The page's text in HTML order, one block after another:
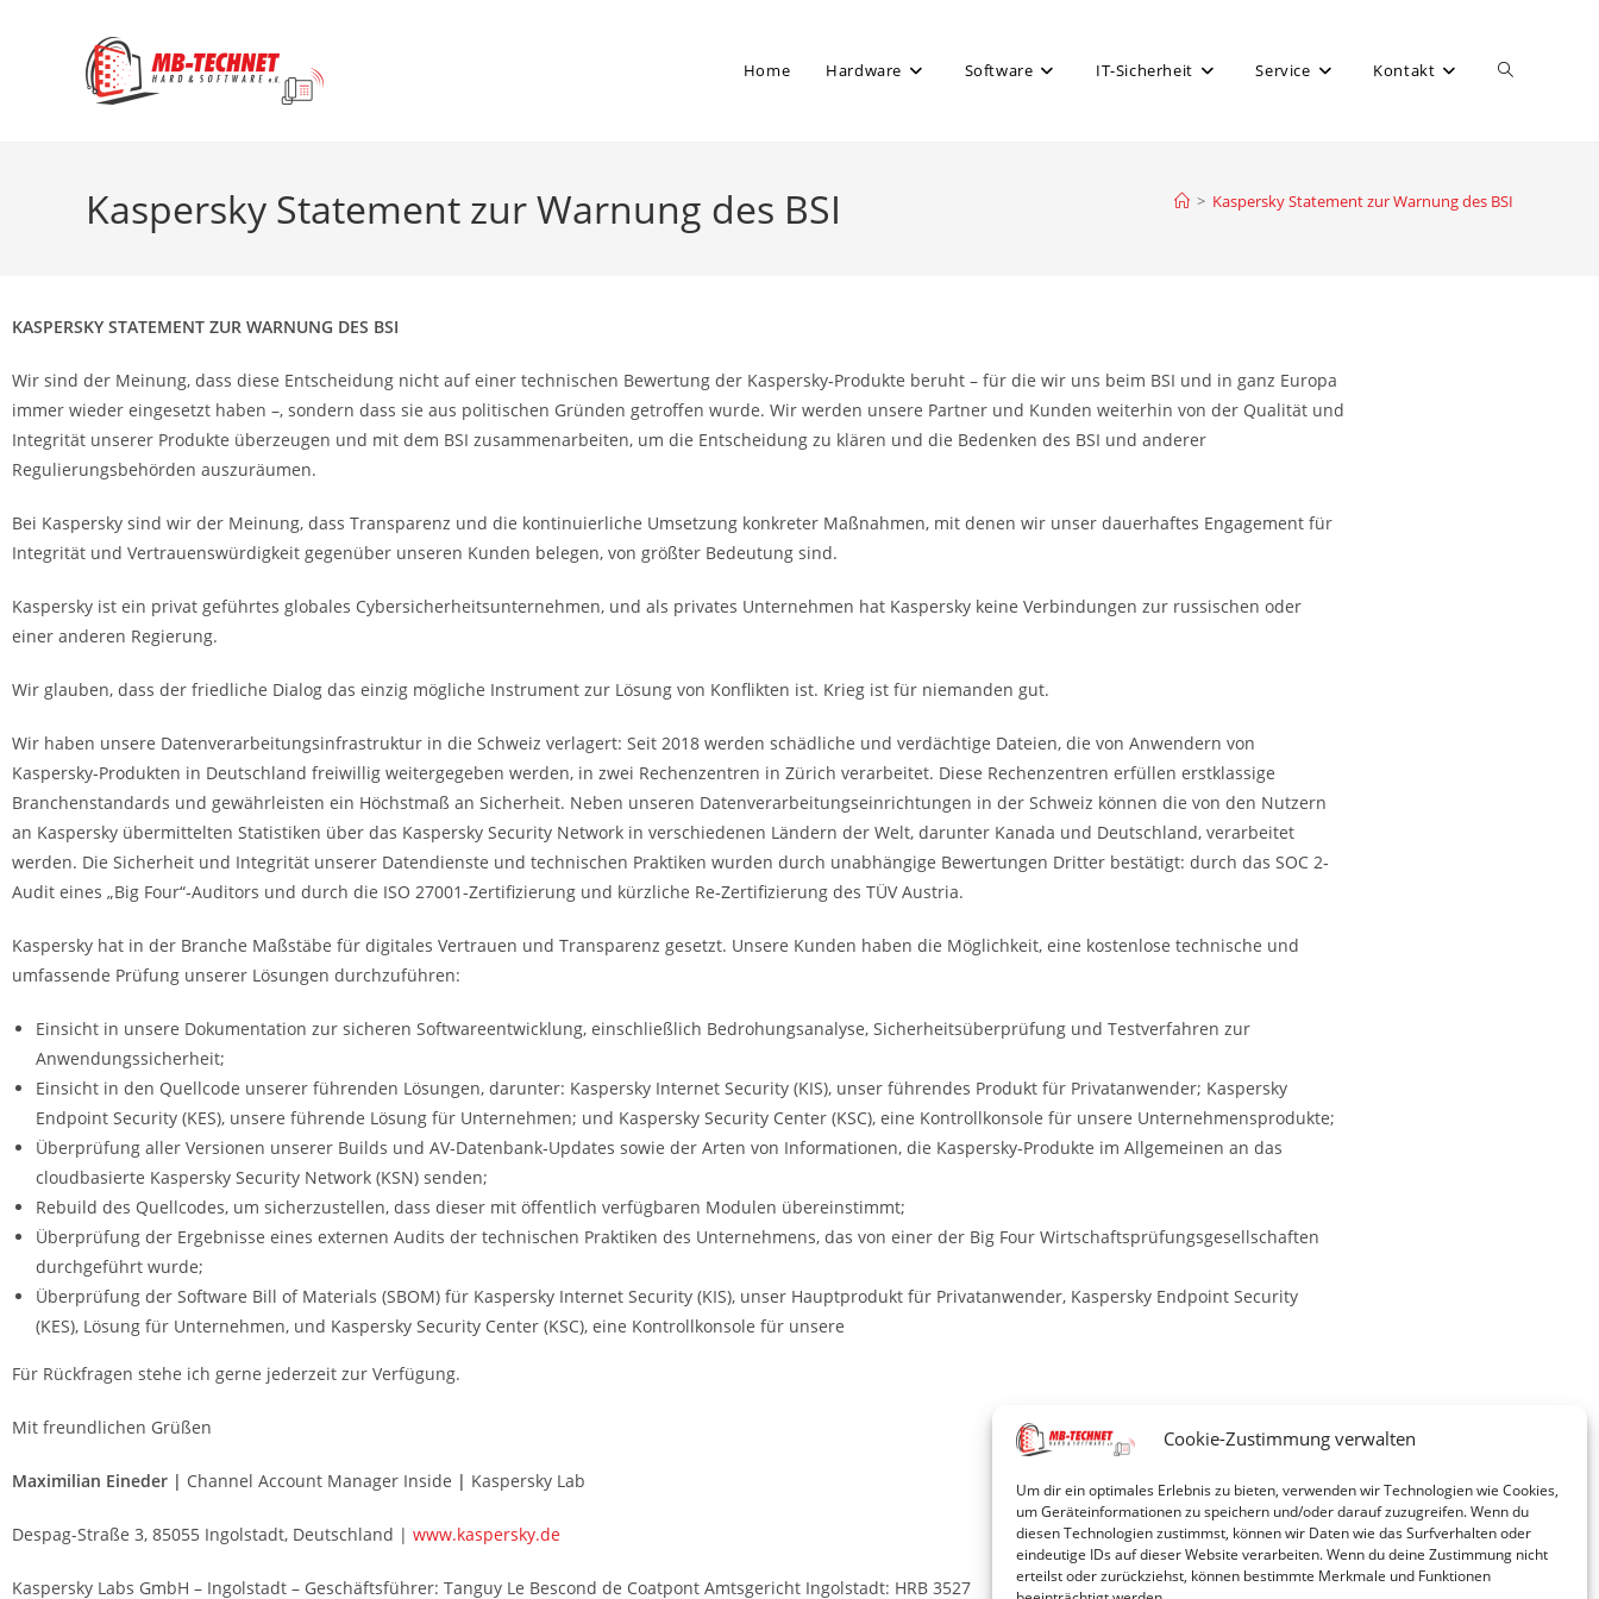
Cookie-Zustimmung verwalten
Um dir ein optimales Erlebnis zu bieten, verwenden wir Technologien wie Cookies,
um Geräteinformationen zu speichern und/oder darauf zuzugreifen. Wenn du
diesen Technologien zustimmst, können wir Daten wie das Surfverhalten oder
eindeutige IDs auf dieser Website verarbeiten. Wenn du deine Zustimmung nicht
erteilst oder zurückziehst, können bestimmte Merkmale und Funktionen
Home Hardware Software IT-Sicherheit Service Kontakt
Kaspersky Statement zur Warnung des BSI > Kaspersky Statement zur Warnung des BSI
KASPERSKY STATEMENT ZUR WARNUNG DES BSI
Wir sind der Meinung, dass diese Entscheidung nicht auf einer technischen Bewertung der Kaspersky‐Produkte beruht – für die wir uns beim BSI und in ganz Europa
immer wieder eingesetzt haben –, sondern dass sie aus politischen Gründen getroffen wurde. Wir werden unsere Partner und Kunden weiterhin von der Qualität und
Integrität unserer Produkte überzeugen und mit dem BSI zusammenarbeiten, um die Entscheidung zu klären und die Bedenken des BSI und anderer
Regulierungsbehörden auszuräumen.
Bei Kaspersky sind wir der Meinung, dass Transparenz und die kontinuierliche Umsetzung konkreter Maßnahmen, mit denen wir unser dauerhaftes Engagement für
Integrität und Vertrauenswürdigkeit gegenüber unseren Kunden belegen, von größter Bedeutung sind.
Kaspersky ist ein privat geführtes globales Cybersicherheitsunternehmen, und als privates Unternehmen hat Kaspersky keine Verbindungen zur russischen oder
einer anderen Regierung.
Wir glauben, dass der friedliche Dialog das einzig mögliche Instrument zur Lösung von Konflikten ist. Krieg ist für niemanden gut.
Wir haben unsere Datenverarbeitungsinfrastruktur in die Schweiz verlagert: Seit 2018 werden schädliche und verdächtige Dateien, die von Anwendern von
Kaspersky‐Produkten in Deutschland freiwillig weitergegeben werden, in zwei Rechenzentren in Zürich verarbeitet. Diese Rechenzentren erfüllen erstklassige
Branchenstandards und gewährleisten ein Höchstmaß an Sicherheit. Neben unseren Datenverarbeitungseinrichtungen in der Schweiz können die von den Nutzern
an Kaspersky übermittelten Statistiken über das Kaspersky Security Network in verschiedenen Ländern der Welt, darunter Kanada und Deutschland, verarbeitet
werden. Die Sicherheit und Integrität unserer Datendienste und technischen Praktiken wurden durch unabhängige Bewertungen Dritter bestätigt: durch das SOC 2‐
Audit eines „Big Four“‐Auditors und durch die ISO 27001‐Zertifizierung und kürzliche Re‐Zertifizierung des TÜV Austria.
Kaspersky hat in der Branche Maßstäbe für digitales Vertrauen und Transparenz gesetzt. Unsere Kunden haben die Möglichkeit, eine kostenlose technische und
umfassende Prüfung unserer Lösungen durchzuführen:
Einsicht in unsere Dokumentation zur sicheren Softwareentwicklung, einschließlich Bedrohungsanalyse, Sicherheitsüberprüfung und Testverfahren zur
Anwendungssicherheit;
Einsicht in den Quellcode unserer führenden Lösungen, darunter: Kaspersky Internet Security (KIS), unser führendes Produkt für Privatanwender; Kaspersky
Endpoint Security (KES), unsere führende Lösung für Unternehmen; und Kaspersky Security Center (KSC), eine Kontrollkonsole für unsere Unternehmensprodukte;
Überprüfung aller Versionen unserer Builds und AV‐Datenbank‐Updates sowie der Arten von Informationen, die Kaspersky‐Produkte im Allgemeinen an das
cloudbasierte Kaspersky Security Network (KSN) senden;
Rebuild des Quellcodes, um sicherzustellen, dass dieser mit öffentlich verfügbaren Modulen übereinstimmt;
Überprüfung der Ergebnisse eines externen Audits der technischen Praktiken des Unternehmens, das von einer der Big Four Wirtschaftsprüfungsgesellschaften
durchgeführt wurde;
Überprüfung der Software Bill of Materials (SBOM) für Kaspersky Internet Security (KIS), unser Hauptprodukt für Privatanwender, Kaspersky Endpoint Security
(KES), Lösung für Unternehmen, und Kaspersky Security Center (KSC), eine Kontrollkonsole für unsere
Für Rückfragen stehe ich gerne jederzeit zur Verfügung.
Mit freundlichen Grüßen
Maximilian Eineder | Channel Account Manager Inside | Kaspersky Lab
Despag-Straße 3, 85055 Ingolstadt, Deutschland | www.kaspersky.de
Kaspersky Labs GmbH – Ingolstadt – Geschäftsführer: Tanguy Le Bescond de Coatpont Amtsgericht Ingolstadt: HRB 3527